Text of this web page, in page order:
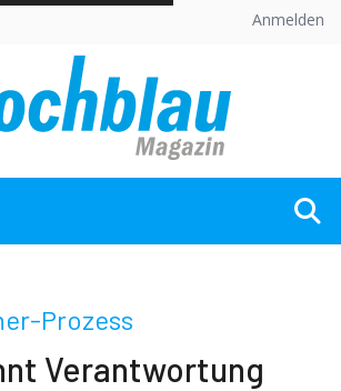
Anmelden
Prozess
Verantwortung